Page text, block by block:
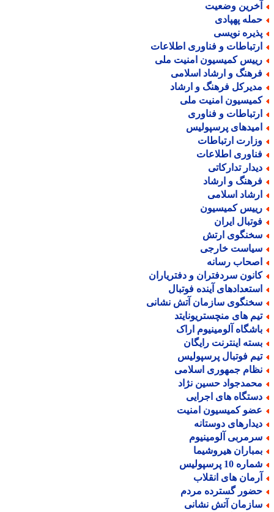
وضعیت
پهپادی
نویسی
و فناوری اطلاعات
کمیسیون امنیت ملی
و ارشاد اسلامی
فرهنگ و ارشاد
امنیت ملی
و فناوری
پرسپولیس
ارتباطات
اطلاعات
تدارکاتی
و ارشاد
اسلامی
کمیسیون
ایران
ارتش
خارجی
رسانه
سردفتران و دفتریاران
آینده فوتبال
سازمان آتش نشانی
های منچستریونایتد
آلومینیوم اراک
اینترنت رایگان
فوتبال پرسپولیس
جمهوری اسلامی
حسین نژاد
های اجرایی
کمیسیون امنیت
دوستانه
آلومینیوم
هیروشیما
10 پرسپولیس
های انقلاب
گسترده مردم
آتش نشانی